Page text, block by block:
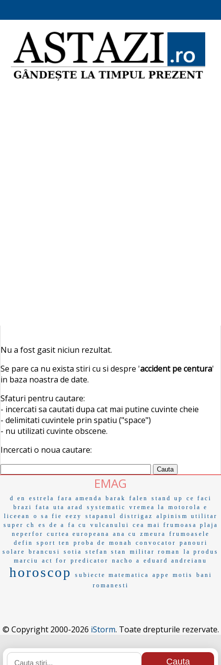
Nu a fost gasit niciun rezultat.
Se pare ca nu exista stiri cu si despre 'accident pe centura'
in baza noastra de date.
Sfaturi pentru cautare:
- incercati sa cautati dupa cat mai putine cuvinte cheie
- delimitati cuvintele prin spatiu ("space")
- nu utilizati cuvinte obscene.
Incercati o noua cautare:
EMAG
d en estrela fara amenda barak falen stand up
ce faci
brazi
fata uta arad systematic vremea la
motorola e
liceean
o sa fie eezy stapanul distrigaz
alpinism utilitar
super ch
es de a fa cu vulcanului
cea mai frumoasa plaja
neperfor
curtea europeana ana cu zmeura
frumoasele
defin
sport ten proba de monah convocator
panouri
solare
brancusi sotia stefan stan militar roman
la produs
marciu
act for predicator nacho a eduard andreianu
horoscop subiecte matematica appe motis
bani
romanesti
© Copyright 2000-2026 iStorm. Toate drepturile rezervate.